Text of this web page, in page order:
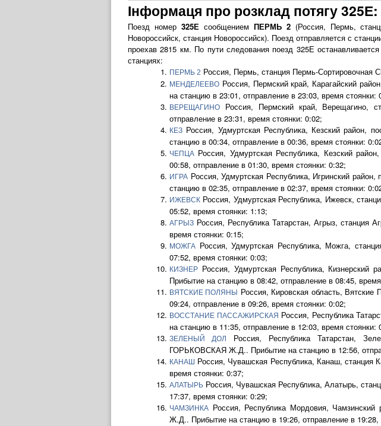
Інформаця про розклад потягу 325Е:
Поезд номер 325Есообщением ПЕРМЬ 2(Россия, Пермь,
Новороссийск, станция Новороссийск). Поезд отправляется с
проехав 2815 км. По пути следования поезд 325Е
станциях:
ПЕРМЬ 2 Россия, Пермь, станция Пермь-
МЕНДЕЛЕЕВО Россия, Пермский край, Карагайский
на станцию в 23:01, отправление в 23:03, время стоянки:
ВЕРЕЩАГИНО
Россия, Пермский край,
отправление в 23:31, время стоянки: 0:02;
КЕЗ Россия, Удмуртская Республика, Кезский
станцию в 00:34, отправление в 00:36, время стоянки:
ЧЕПЦА Россия, Удмуртская Республика, Кезский
00:58, отправление в 01:30, время стоянки: 0:32;
ИГРА Россия, Удмуртская Республика, Игринский
станцию в 02:35, отправление в 02:37, время стоянки:
ИЖЕВСК Россия, Удмуртская Республика, Ижевск,
05:52, время стоянки: 1:13;
АГРЫЗ Россия, Республика Татарстан, Агрыз,
время стоянки: 0:15;
МОЖГА Россия, Удмуртская Республика, Можга,
07:52, время стоянки: 0:03;
КИЗНЕР Россия, Удмуртская Республика,
Прибытие на станцию в 08:42, отправление в 08:45,
ВЯТСКИЕ ПОЛЯНЫ
Россия, Кировская область,
09:24, отправление в 09:26, время стоянки: 0:02;
ВОССТАНИЕ ПАССАЖИРСКАЯ Россия, Республика
на станцию в 11:35, отправление в 12:03, время стоянки:
ЗЕЛЕНЫЙ ДОЛ
Россия, Республика Татарстан,
ГОРЬКОВСКАЯ Ж.Д.. Прибытие на станцию в 12:56,
КАНАШ Россия, Чувашская Республика, Канаш,
время стоянки: 0:37;
АЛАТЫРЬ Россия, Чувашская Республика, Алатырь,
17:37, время стоянки: 0:29;
ЧАМЗИНКА Россия, Республика Мордовия,
Ж.Д.. Прибытие на станцию в 19:26, отправление в 19:28,